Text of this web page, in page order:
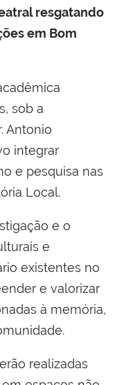
resgatando
em Bom
sob a
Antonio
integrar
e pesquisa nas
Local.
e o
e
existentes no
e valorizar
à memória,
realizadas